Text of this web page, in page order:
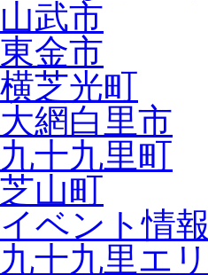
山武市
東金市
横芝光町
大網白里市
九十九里町
芝山町
イベント情報
九十九里エ